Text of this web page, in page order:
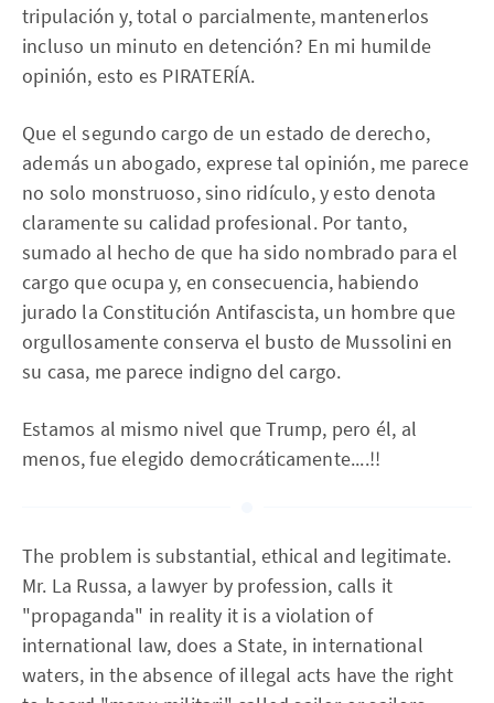
tripulación y, total o parcialmente, mantenerlos
incluso un minuto en detención? En mi humilde
opinión, esto es PIRATERÍA.
Que el segundo cargo de un estado de derecho,
además un abogado, exprese tal opinión, me parece
no solo monstruoso, sino ridículo, y esto denota
claramente su calidad profesional. Por tanto,
sumado al hecho de que ha sido nombrado para el
cargo que ocupa y, en consecuencia, habiendo
jurado la Constitución Antifascista, un hombre que
orgullosamente conserva el busto de Mussolini en
su casa, me parece indigno del cargo.
Estamos al mismo nivel que Trump, pero él, al
menos, fue elegido democráticamente....!!
The problem is substantial, ethical and legitimate.
Mr. La Russa, a lawyer by profession, calls it
"propaganda" in reality it is a violation of
international law, does a State, in international
waters, in the absence of illegal acts have the right